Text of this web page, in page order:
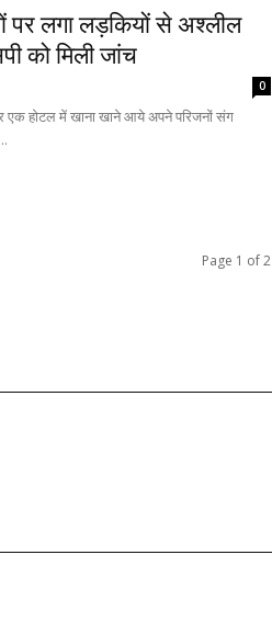
पर लगा लड़कियों से अश्लील
को मिली जांच
0
एक होटल में खाना खाने आये अपने परिजनों संग
Page 1 of 2